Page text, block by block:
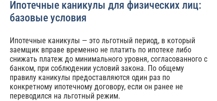
Ипотечные каникулы для физических лиц:
базовые условия
Ипотечные каникулы — это льготный период, в который
заемщик вправе временно не платить по ипотеке либо
снижать платеж до минимального уровня, согласованного с
банком, при соблюдении условий закона. По общему
правилу каникулы предоставляются один раз по
конкретному ипотечному договору, если он ранее не
переводился на льготный режим.